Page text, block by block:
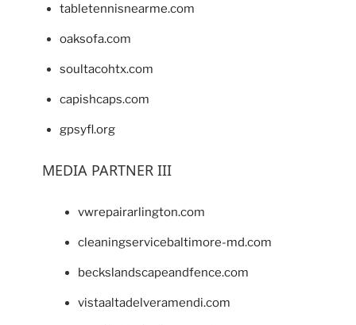
tabletennisnearme.com
oaksofa.com
soultacohtx.com
capishcaps.com
gpsyfl.org
MEDIA PARTNER III
vwrepairarlington.com
cleaningservicebaltimore-md.com
beckslandscapeandfence.com
vistaaltadelveramendi.com